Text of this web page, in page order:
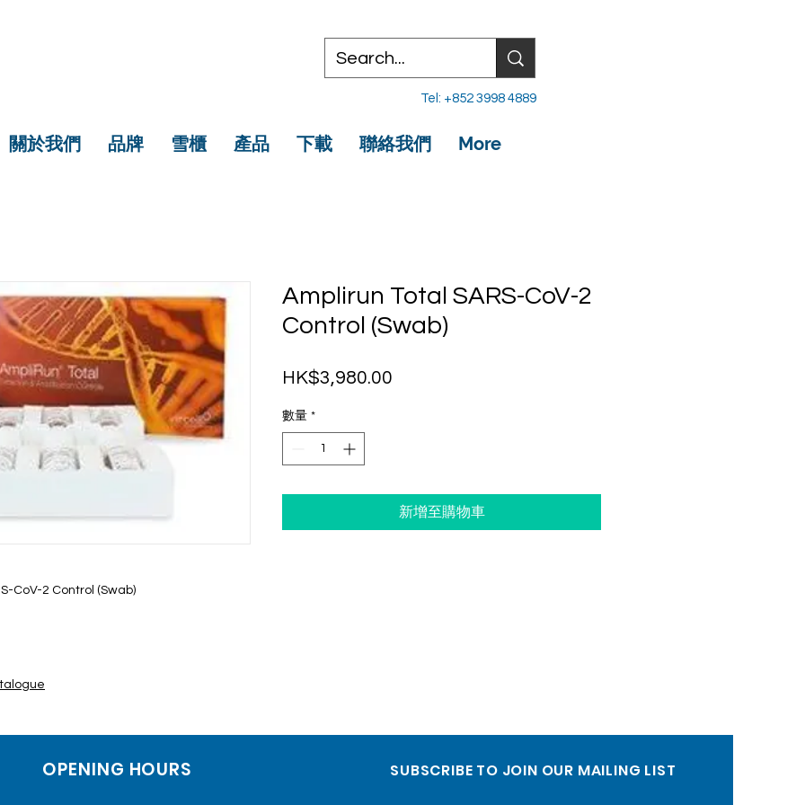
Tel: +852 3998 4889
關於我們 品牌 雪櫃 產品 下載 聯絡我們 More
CoV-2 Control (Swab)
Amplirun Total SARS-CoV-2
Control (Swab)
HK$3,980.00
數量 *
新增至購物車
OPENING HOURS SUBSCRIBE TO JOIN OUR MAILING LIST